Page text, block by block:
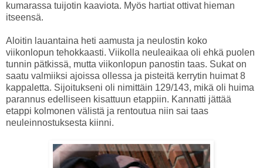
kumarassa tuijotin kaaviota. Myös hartiat ottivat hieman
itseensä.
Aloitin lauantaina heti aamusta ja neulostin koko
viikonlopun tehokkaasti. Viikolla neuleaikaa oli ehkä puolen
tunnin pätkissä, mutta viikonlopun panostin taas. Sukat on
saatu valmiiksi ajoissa ollessa ja pisteitä kerrytin huimat 8
kappaletta. Sijoitukseni oli nimittäin 129/143, mikä oli huima
parannus edelliseen kisattuun etappiin. Kannatti jättää
etappi kolmonen välistä ja rentoutua niin sai taas
neuleinnostuksesta kiinni.